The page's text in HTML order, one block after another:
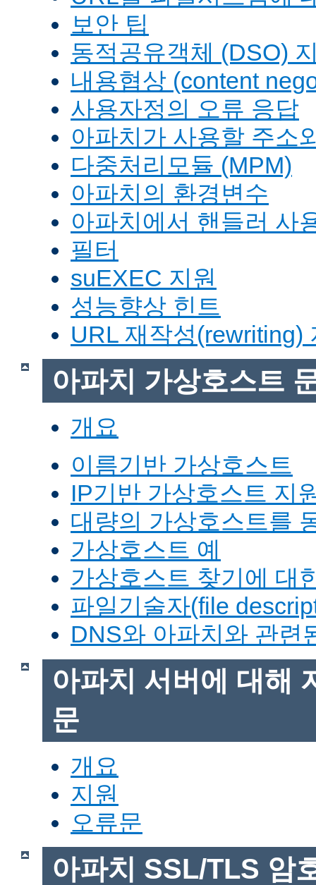
보안 팁
동적공유객체 (DSO)
내용협상 (content
사용자정의 오류 응답
아파치가 사용할 주소
다중처리모듈 (MPM)
아파치의 환경변수
아파치에서 핸들러 사
필터
suEXEC 지원
성능향상 힌트
URL 재작성(rewriting)
아파치 가상호스트
개요
이름기반 가상호스트
IP기반 가상호스트 지
대량의 가상호스트를
가상호스트 예
가상호스트 찾기에 대
파일기술자(file
DNS와 아파치와 관련
아파치 서버에 대해
문
개요
지원
오류문
아파치 SSL/TLS 암